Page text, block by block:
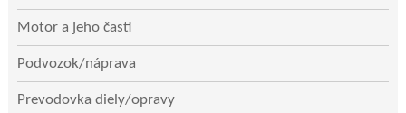
Motor a jeho časti
Podvozok/náprava
Prevodovka diely/opravy